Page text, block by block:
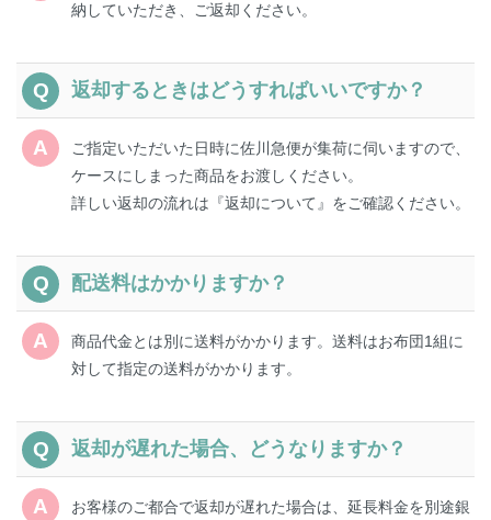
納していただき、ご返却ください。
返却するときはどうすればいいですか？
ご指定いただいた日時に佐川急便が集荷に伺いますので、
ケースにしまった商品をお渡しください。
詳しい返却の流れは『返却について 』をご確認ください。
配送料はかかりますか？
商品代金とは別に送料がかかります。送料はお布団1組に
対して指定の送料がかかります。
返却が遅れた場合、どうなりますか？
お客様のご都合で返却が遅れた場合は、延長料金を別途銀